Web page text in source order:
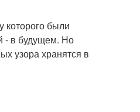
которого были
- в будущем. Но
узора хранятся в